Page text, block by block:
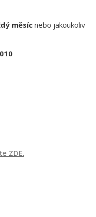
měsícnebo jakoukoliv
ZDE.